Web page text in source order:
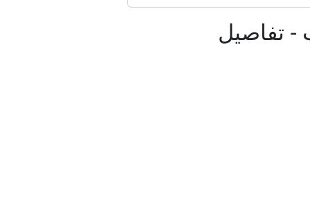
- تفاصيل